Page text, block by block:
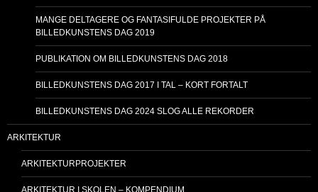
MANGE DELTAGERE OG FANTASIFULDE PROJEKTER PÅ
BILLEDKUNSTENS DAG 2019
PUBLIKATION OM BILLEDKUNSTENS DAG 2018
BILLEDKUNSTENS DAG 2017 I TAL – KORT FORTALT
BILLEDKUNSTENS DAG 2024 SLOG ALLE REKORDER
ARKITEKTUR
ARKITEKTURPROJEKTER
ARKITEKTUR I SKOLEN – KOMPENDIUM